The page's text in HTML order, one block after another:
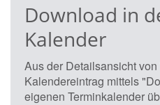
Download in
Kalender
Aus der Detailsansicht
Kalendereintrag mittels
eigenen Terminkalender